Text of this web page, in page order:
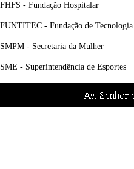
FHFS - Fundação Hospitalar
FUNTITEC - Fundação de Tecnologia
SMPM - Secretaria da Mulher
SME - Superintendência de Esportes